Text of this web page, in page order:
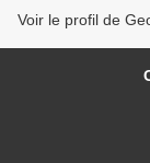
Voir le profil de